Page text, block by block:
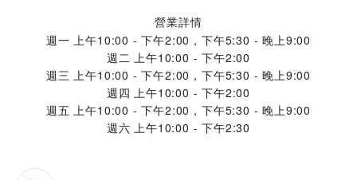
營業詳情
週一 上午10:00 - 下午2:00，下午5:30 - 晚上9:00
週二
上午10:00 - 下午2:00
週三 上午10:00 - 下午2:00，下午5:30 - 晚上9:00
週四 上午10:00 - 下午2:00
週五 上午10:00 - 下午2:00，下午5:30 - 晚上9:00
週六 上午10:00 - 下午2:30